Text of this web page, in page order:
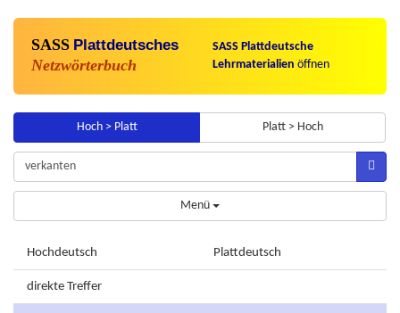
SASS Plattdeutsches
Netzwörterbuch
SASS Plattdeutsche
Lehrmaterialien öffnen
Hoch > Platt Platt > Hoch
Menü
Hochdeutsch Plattdeutsch
direkte Treffer